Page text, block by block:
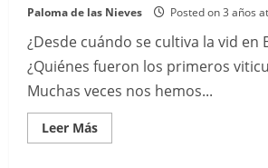
Paloma de las Nieves Posted on 3 años
¿Desde cuándo se cultiva la vid en
¿Quiénes fueron los primeros
Muchas veces nos hemos...
Leer MásRead
more